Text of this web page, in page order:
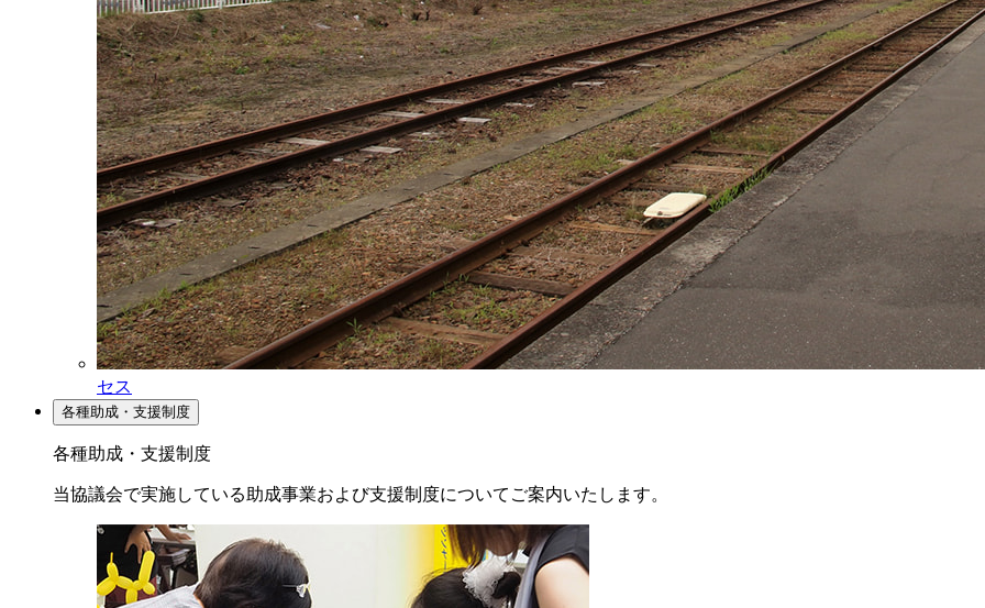
セス
各種助成・支援制度
各種助成・支援制度
当協議会で実施している助成事業および支援制度についてご案内いたします。